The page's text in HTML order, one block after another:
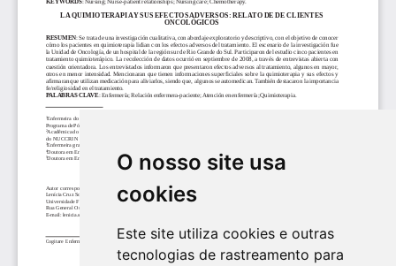
O nosso site usa
cookies
Este site utiliza cookies e outras
tecnologias de rastreamento para